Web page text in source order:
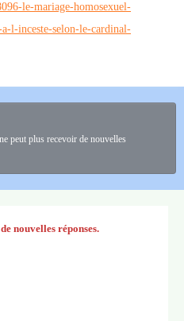
le-mariage-homosexuel-
l-inceste-selon-le-cardinal-
peut plus recevoir de nouvelles
nouvelles réponses.